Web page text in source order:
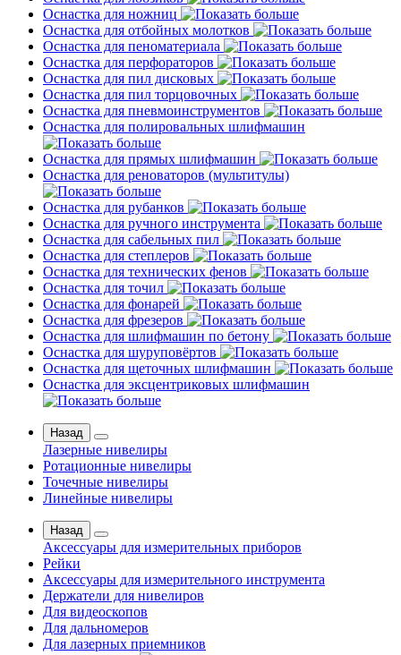
Оснастка для ножниц
Оснастка для отбойных молотков
Оснастка для пеноматериала
Оснастка для перфораторов
Оснастка для пил дисковых
Оснастка для пил торцовочных
Оснастка для пневмоинструментов
Оснастка для полировальных шлифмашин
Оснастка для прямых шлифмашин
Оснастка для реноваторов (мультитулы)
Оснастка для рубанков
Оснастка для ручного инструмента
Оснастка для сабельных пил
Оснастка для степлеров
Оснастка для технических фенов
Оснастка для точил
Оснастка для фонарей
Оснастка для фрезеров
Оснастка для шлифмашин по бетону
Оснастка для шуруповёртов
Оснастка для щеточных шлифмашин
Оснастка для эксцентриковых шлифмашин
Назад
Лазерные нивелиры
Ротационные нивелиры
Точечные нивелиры
Линейные нивелиры
Назад
Аксессуары для измерительных приборов
Рейки
Аксессуары для измерительного инструмента
Держатели для нивелиров
Для видеоскопов
Для дальномеров
Для лазерных приемников